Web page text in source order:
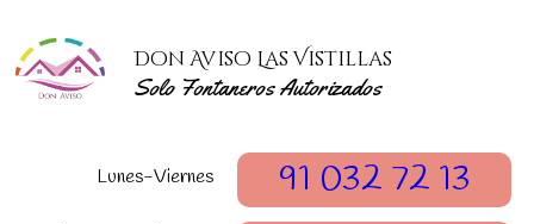
Don Aviso Las Vistillas
Solo Fontaneros Autorizados
Lunes-Viernes 91 032 72 13